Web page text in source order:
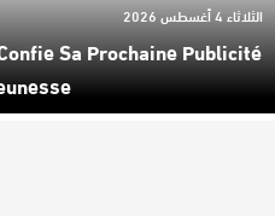
Sa Prochaine Publicité
الثلاثاء 4 أغسطس 2026